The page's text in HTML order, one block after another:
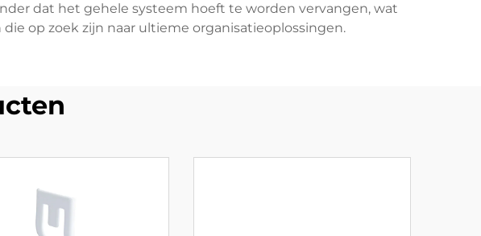
dat het gehele systeem hoeft te worden vervangen, wat
op zoek zijn naar ultieme organisatieoplossingen.